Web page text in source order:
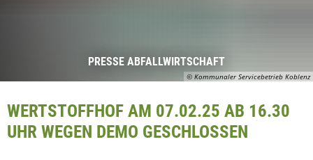
© Kommunaler Servicebetrieb Koblenz
PRESSE ABFALLWIRTSCHAFT
WERTSTOFFHOF AM 07.02.25 AB 16.30
UHR WEGEN DEMO GESCHLOSSEN